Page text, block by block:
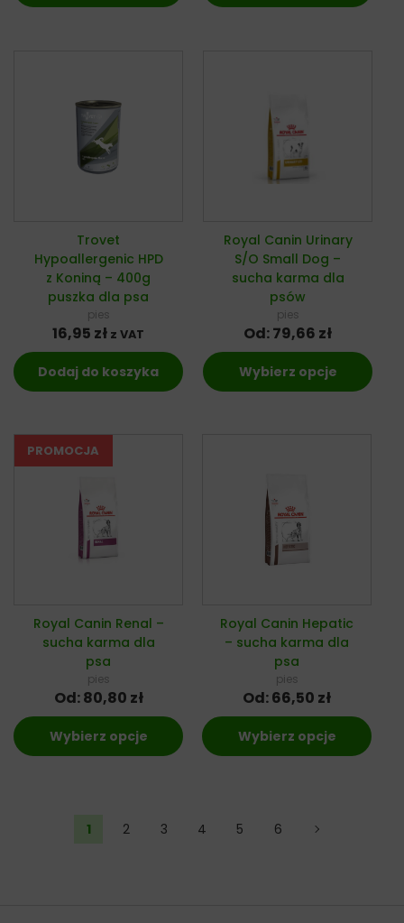
Trovet
Hypoallergenic HPD
z Koniną – 400g
puszka dla psa
pies
16,95 zł z VAT
Dodaj do koszyka
Royal Canin Urinary
S/O Small Dog –
sucha karma dla
psów
pies
Od:79,66 zł
Wybierz opcje
Royal Canin Renal –
sucha karma dla
psa
pies
Od:80,80 zł
Wybierz opcje
Royal Canin Hepatic
– sucha karma dla
psa
pies
Od:66,50 zł
Wybierz opcje
1 2 3 4 5 6 →